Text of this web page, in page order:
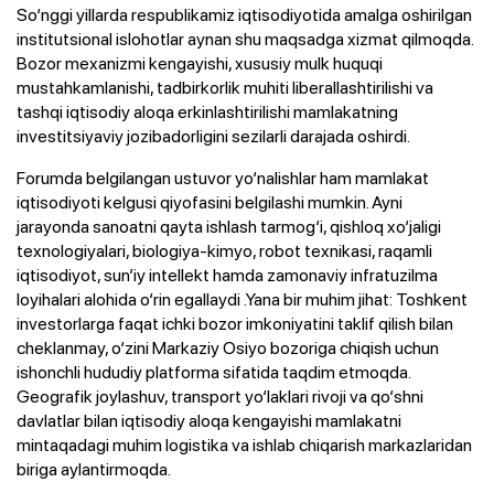
So‘nggi yillarda respublikamiz iqtisodiyotida amalga oshirilgan
institutsional islohotlar aynan shu maqsadga xizmat qilmoqda.
Bozor mexanizmi kengayishi, xususiy mulk huquqi
mustahkamlanishi, tadbirkorlik muhiti liberallashtirilishi va
tashqi iqtisodiy aloqa erkinlashtirilishi mamlakatning
investitsiyaviy jozibadorligini sezilarli darajada oshirdi.
Forumda belgilangan ustuvor yo‘nalishlar ham mamlakat
iqtisodiyoti kelgusi qiyofasini belgilashi mumkin. Ayni
jarayonda sanoatni qayta ishlash tarmog‘i, qishloq xo‘jaligi
texnologiyalari, biologiya-kimyo, robot texnikasi, raqamli
iqtisodiyot, sun’iy intellekt hamda zamonaviy infratuzilma
loyihalari alohida o‘rin egallaydi .Yana bir muhim jihat: Toshkent
investorlarga faqat ichki bozor imkoniyatini taklif qilish bilan
cheklanmay, o‘zini Markaziy Osiyo bozoriga chiqish uchun
ishonchli hududiy platforma sifatida taqdim etmoqda.
Geografik joylashuv, transport yo‘laklari rivoji va qo‘shni
davlatlar bilan iqtisodiy aloqa kengayishi mamlakatni
mintaqadagi muhim logistika va ishlab chiqarish markazlaridan
biriga aylantirmoqda.